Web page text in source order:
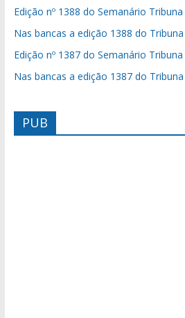
Edição nº 1388 do Semanário
Nas bancas a edição 1388 do
Edição nº 1387 do Semanário
Nas bancas a edição 1387 do
PUB